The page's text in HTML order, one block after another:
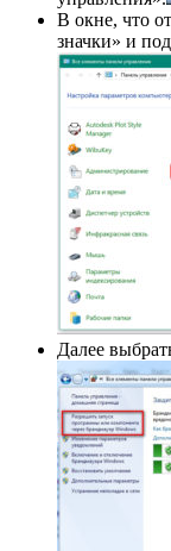
В окне, что
значки» и
Далее